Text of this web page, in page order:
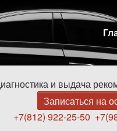
и выдача
Записаться на
+7(812) 922-25-50